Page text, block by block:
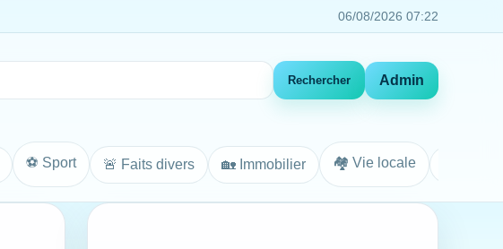
06/08/2026 07:22
Rechercher Admin
⚽ Sport 🚨 Faits divers 🏡 Immobilier 🏘️ Vie locale